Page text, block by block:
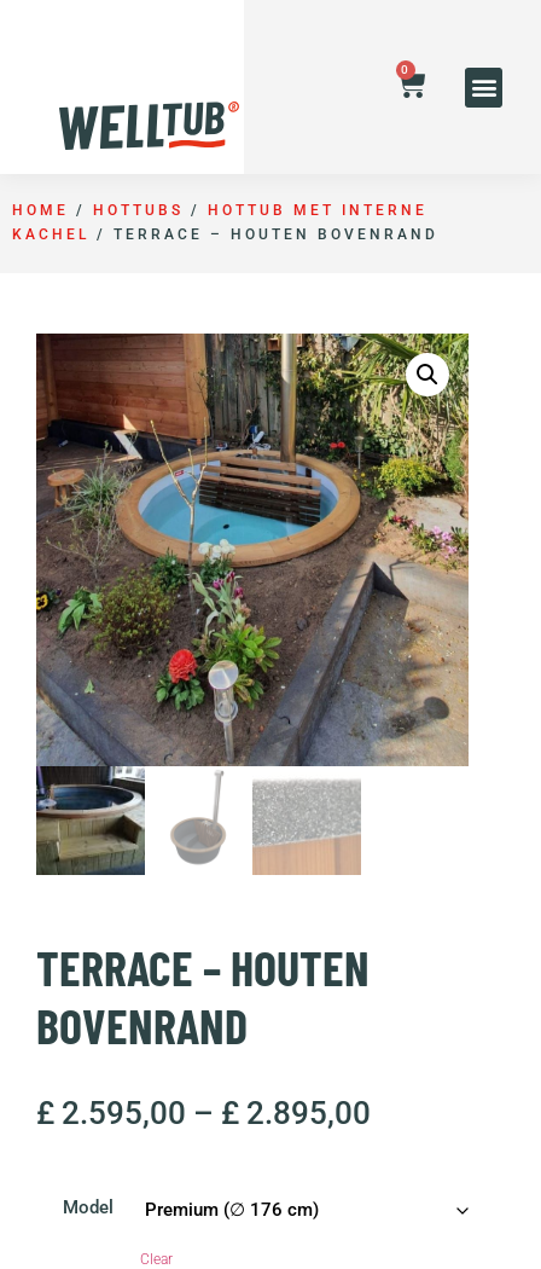
0
HOME / HOTTUBS /
HOTTUB MET INTERNE
KACHEL / TERRACE – HOUTEN BOVENRAND
TERRACE – HOUTEN
BOVENRAND
£ 2.595,00 – £ 2.895,00
Model
Clear